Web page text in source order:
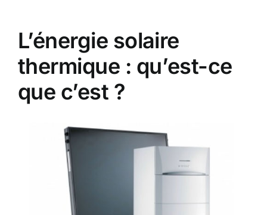
L’énergie solaire
thermique : qu’est-ce
que c’est ?